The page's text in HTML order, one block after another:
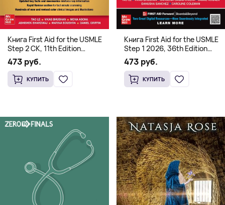
Книга First Aid for the USMLE
Step 2 CK, 11th Edition
(Мягкий переплет,
Английский язык)
473 руб.
КУПИТЬ
Книга First Aid for the USMLE
Step 1 2026, 36th Edition
(Мягкий переплет,
Английский язык)
473 руб.
КУПИТЬ